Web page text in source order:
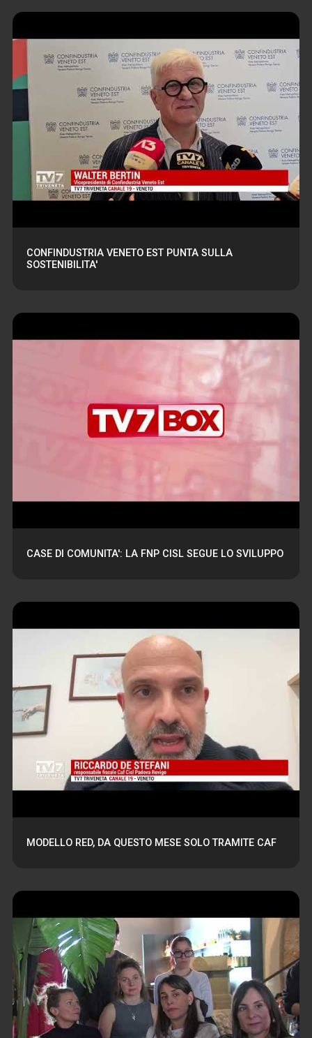
CONFINDUSTRIA VENETO EST PUNTA SULLA
SOSTENIBILITA'
CASE DI COMUNITA': LA FNP CISL SEGUE LO SVILUPPO
MODELLO RED, DA QUESTO MESE SOLO TRAMITE CAF